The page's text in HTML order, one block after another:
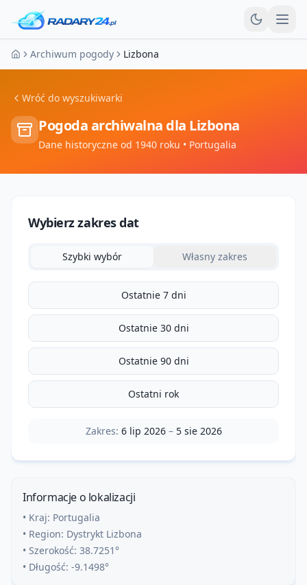
Strona główna
Archiwum pogody Lizbona
Wróć do wyszukiwarki
Pogoda archiwalna dla Lizbona
Dane historyczne od 1940 roku • Portugalia
Wybierz zakres dat
Szybki wybór Własny zakres
Ostatnie 7 dni
Ostatnie 30 dni
Ostatnie 90 dni
Ostatni rok
Zakres: 6 lip 2026– 5 sie 2026
Informacje o lokalizacji
• Kraj: Portugalia
• Region: Dystrykt Lizbona
• Szerokość: 38.7251°
• Długość: -9.1498°